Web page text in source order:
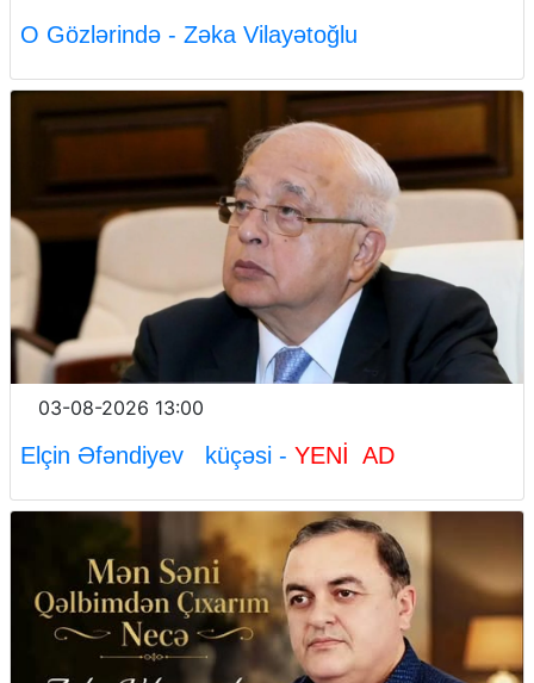
O Gözlərində - Zəka Vilayətoğlu
03-08-2026 13:00
Elçin Əfəndiyev küçəsi - YENİ AD